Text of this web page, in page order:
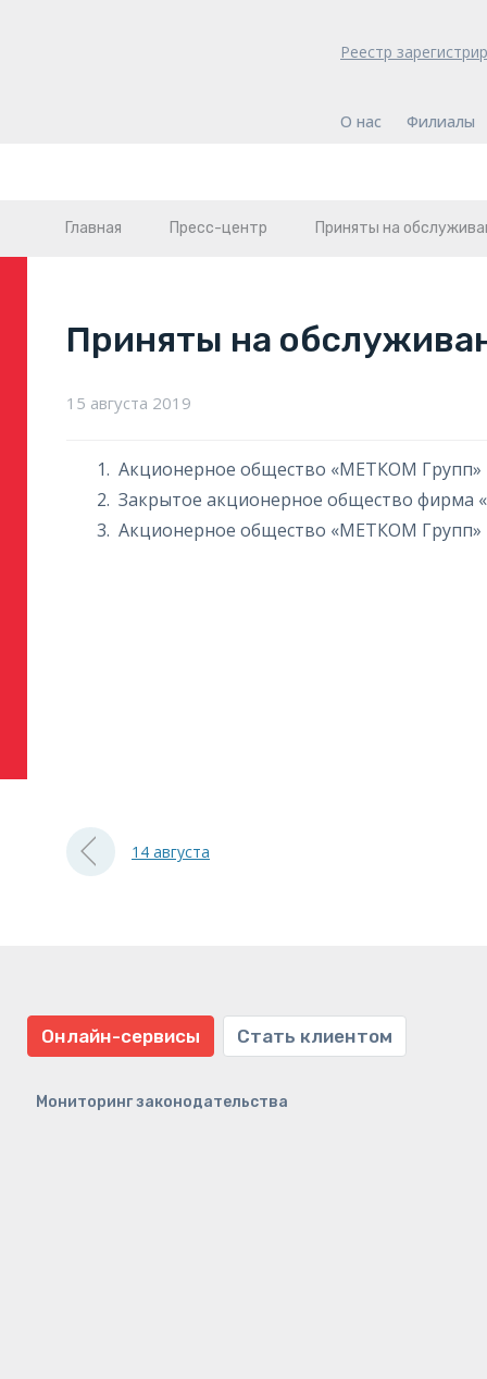
Реестр
О нас Филиалы
Главная Пресс-центр Приняты на
Приняты на
15 августа 2019
Акционерное общество «МЕТКОМ Групп»
Закрытое акционерное общество фирма
Акционерное общество «МЕТКОМ Групп»
14 августа
Онлайн-сервисы Стать клиентом
Мониторинг законодательства